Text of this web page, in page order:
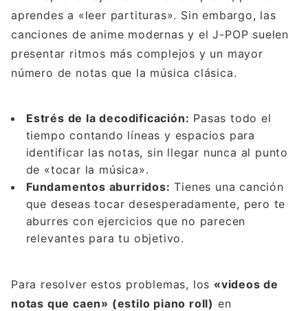
aprendes a «leer partituras». Sin embargo, las
canciones de anime modernas y el J-POP suelen
presentar ritmos más complejos y un mayor
número de notas que la música clásica.
Estrés de la decodificación: Pasas todo el
tiempo contando líneas y espacios para
identificar las notas, sin llegar nunca al punto
de «tocar la música».
Fundamentos aburridos: Tienes una canción
que deseas tocar desesperadamente, pero te
aburres con ejercicios que no parecen
relevantes para tu objetivo.
Para resolver estos problemas, los «videos de
notas que caen» (estilo piano roll) en